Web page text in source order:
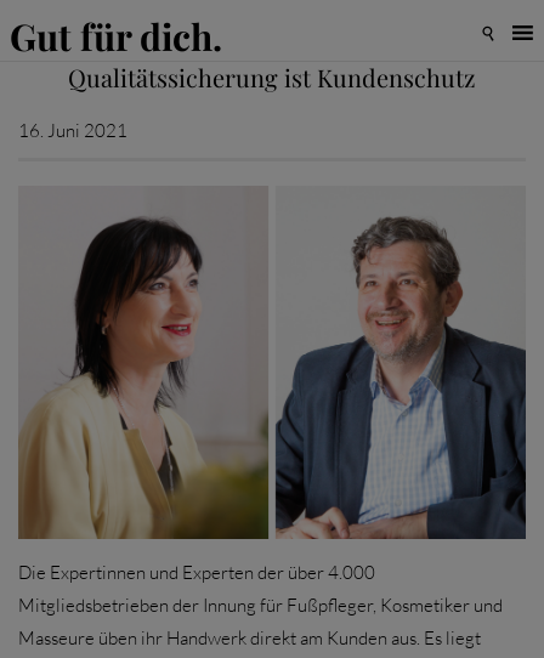
Gut für dich. 
Qualitätssicherung ist Kundenschutz
16. Juni 2021
Die Expertinnen und Experten der über 4.000
Mitgliedsbetrieben der Innung für Fußpfleger, Kosmetiker und
Masseure üben ihr Handwerk direkt am Kunden aus. Es liegt